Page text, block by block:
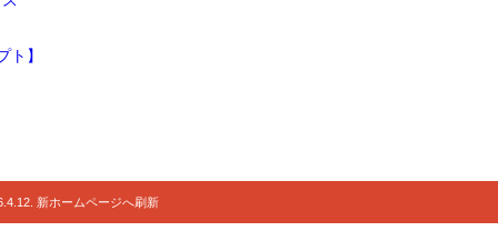
】
新ホームページへ刷新